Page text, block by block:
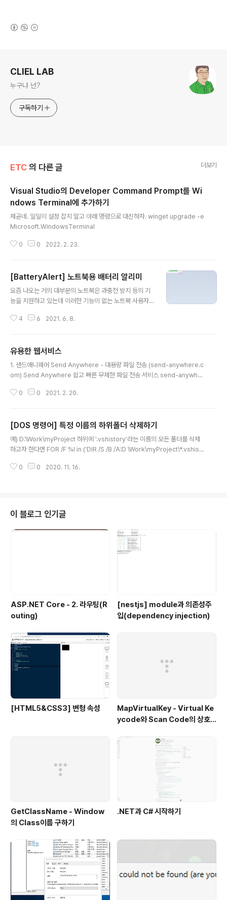
CLIEL LAB
누구냐 넌?
구독하기
ETC 의 다른 글 더보기
Visual Studio의 Developer Command Prompt를 Wi
ndows Terminal에 추가하기
제곧네. 일일이 설정 잡지 말고 아래 명령으로 대신하자. winget upgrade -e
Microsoft.WindowsTerminal
0 0 2022. 2. 23.
[BatteryAlert] 노트북용 배터리 알리미
요즘 나오는 거의 대부분의 노트북은 과충전 방지 등의 기
능을 지원하고 있는데 이러한 기능이 없는 노트북 사용자
소개합니다. 참고로 배터리 수명을 잘 관리하기 위한 방법
는 방법 - YouTube 프로그램을 실행하면 작업표시줄의
단축아이콘영역에 아이콘이 표시됨을 볼 수 있고 해당 아
이콘을 더블클릭하거나 마우스 오른쪽 버튼을 눌러 '배터
습니다. 프로그램 화면에서는 현재 충전량과 충전상태 등
4 6 2021. 6. 8.
유용한 웹서비스
1. 샌드애니웨어 Send Anywhere - 대용량 파일 전송 (send-anywhere.c
om) Send Anywhere 쉽고 빠른 무제한 파일 전송 서비스 send-anywher
링크를 생성할 수 있으며, 속도가 빠름. 단, 무료로 지원되는 용량이 정해져 있고
유료 서비스임 3. 리무브 이미지에서 배경 제거 – remove.bg 이미지에서 배
경 제거 – remove.bg 이미지 배경 제거: 클릭 한 번 없이, 5초만에, 100% 자
동, 무료. www...
0 0 2021. 2. 20.
[DOS 명령어] 특정 이름의 하위폴더 삭제하기
예) D:\Work\myProject 하위에 '.vshistory'라는 이름의 모든 폴더를 삭제
하고자 한다면 FOR /F %I in ('DIR /S /B /A:D \Work\myProject\*.vshist
0 0 2020. 11. 16.
이 블로그 인기글
ASP.NET Core - 2. 라우팅(R
outing)
[nestjs] module과 의존성주
입(dependency injection)
[HTML5&CSS3] 변형 속성
MapVirtualKey - Virtual Ke
ycode와 Scan Code의 상호
GetClassName - Window
의 Class이름 구하기
.NET과 C# 시작하기